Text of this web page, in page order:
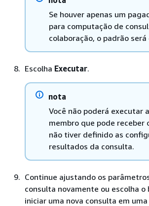
Se houver apenas um
para computação de
colaboração, o padrão será
Escolha Executar.
nota
Você não poderá executar
membro que pode receber
não tiver definido as
resultados da consulta.
Continue ajustando os
consulta novamente ou escolha o
iniciar uma nova consulta em